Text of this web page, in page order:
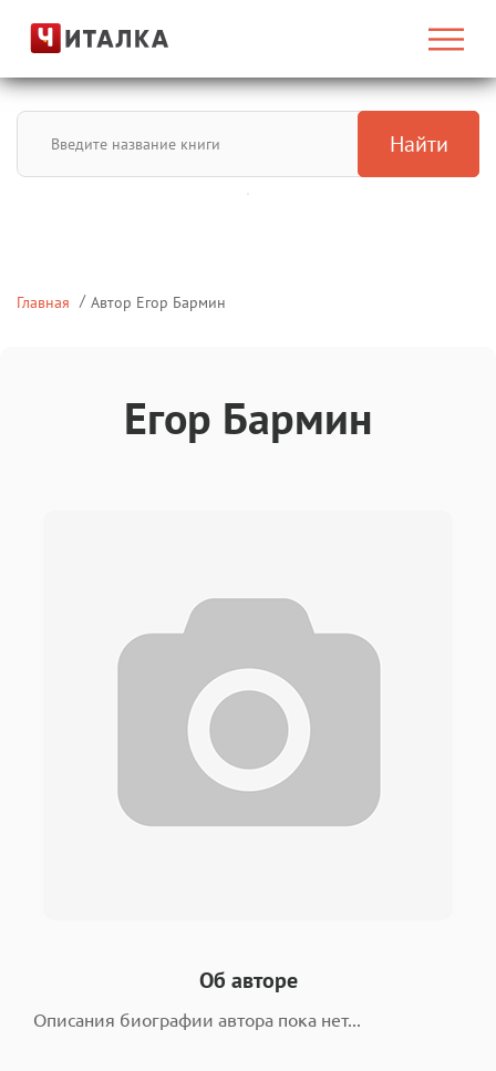
Найти
Главная Автор Егор Бармин
Егор Бармин
Об авторе
Описания биографии автора пока нет...